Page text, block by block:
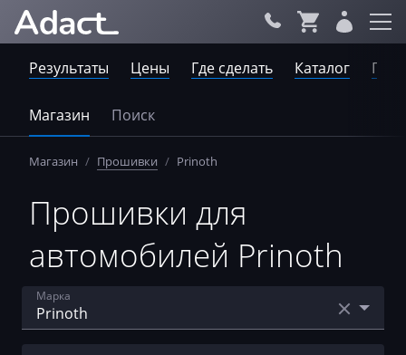
Результаты Цены Где сделать Каталог
Магазин Поиск
Магазин / Прошивки / Prinoth
Прошивки для
автомобилей Prinoth
Марка